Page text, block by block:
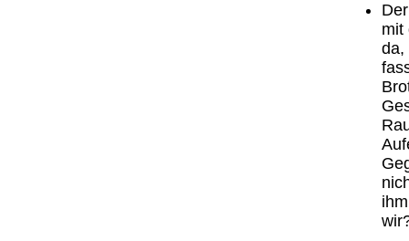
mit
da,